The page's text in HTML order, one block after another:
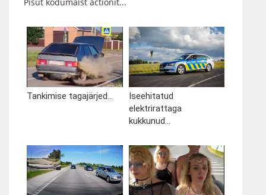
Tankimise tagajärjed...
Iseehitatud
elektrirattaga
kukkunud...